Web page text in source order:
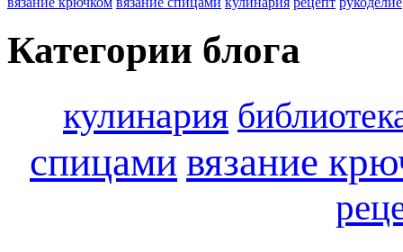
Категории блога
кулинария
спицами вязание